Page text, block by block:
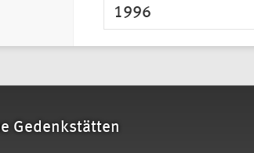
1996
Gedenkstätten